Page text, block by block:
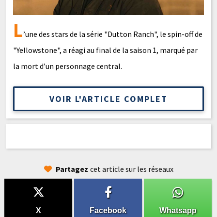
L’une des stars de la série "Dutton Ranch", le spin-off de
"Yellowstone", a réagi au final de la saison 1, marqué par
la mort d’un personnage central.
VOIR L'ARTICLE COMPLET
Partagez cet article sur les réseaux
X Facebook Whatsapp